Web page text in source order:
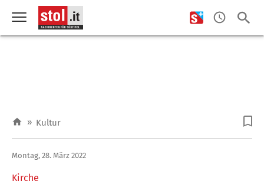
» Kultur
Kirche
Montag, 28. März 2022